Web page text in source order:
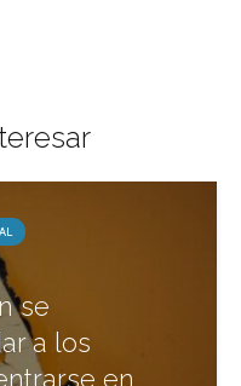
se
a los
en